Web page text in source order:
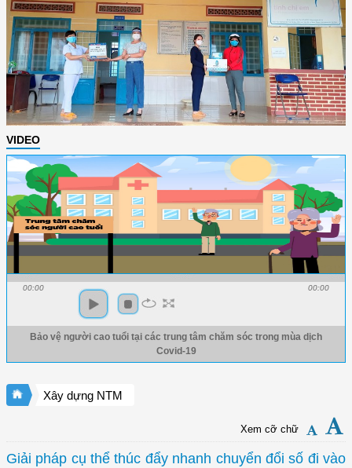
VIDEO
00:00 00:00
Bảo vệ người cao tuổi tại các trung tâm chăm sóc trong mùa dịch
Covid-19
Xây dựng NTM
Xem cỡ chữ
Giải pháp cụ thể thúc đẩy nhanh chuyển đổi số đi vào